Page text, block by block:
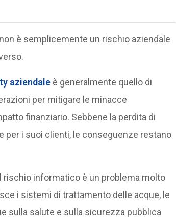
è semplicemente un rischio aziendale
aziendale è generalmente quello di
per mitigare le minacce
finanziario. Sebbene la perdita di
per i suoi clienti, le conseguenze restano
rischio informatico è un problema molto
i sistemi di trattamento delle acque, le
sulla salute e sulla sicurezza pubblica